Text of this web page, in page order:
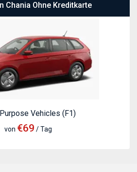
Chania Ohne Kreditkarte
Vehicles (F1)
von €69 / Tag